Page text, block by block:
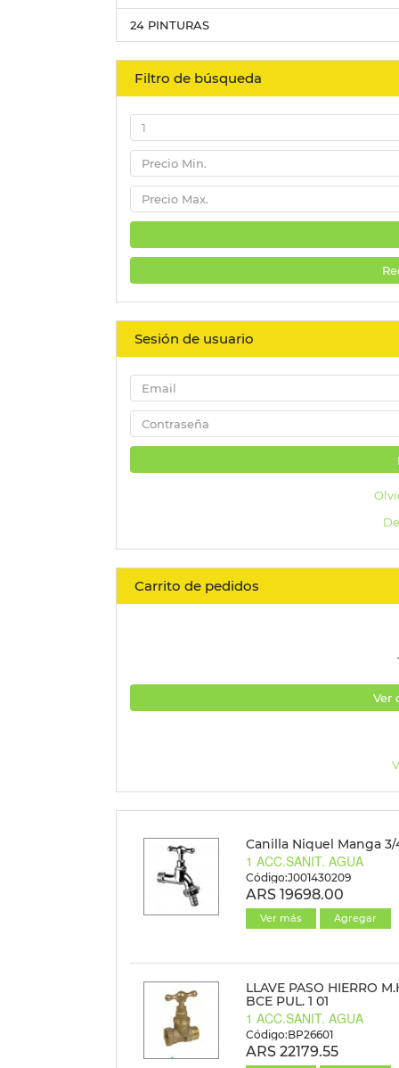
24 PINTURAS
Filtro de búsqueda
Sesión de usuario
Carrito de pedidos
Ver
Canilla Niquel Manga 3/
1 ACC.SANIT. AGUA
Código:J001430209
ARS 19698.00
Ver más Agregar
LLAVE PASO HIERRO
BCE PUL. 1 01
1 ACC.SANIT. AGUA
Código:BP26601
ARS 22179.55